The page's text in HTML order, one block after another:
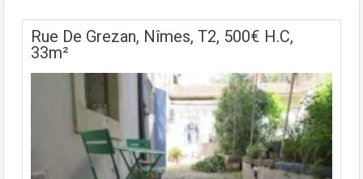
Rue De Grezan, Nîmes, T2, 500€ H.C,
33m²